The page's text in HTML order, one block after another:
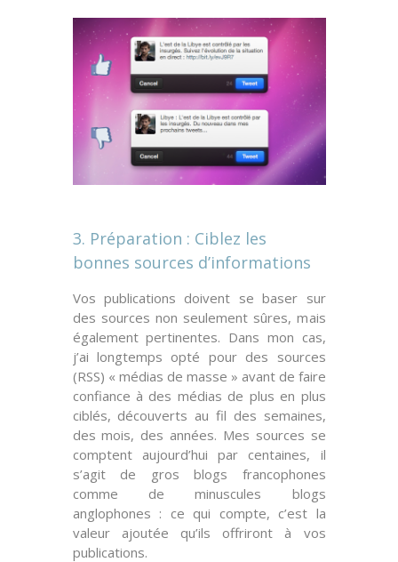
3. Préparation : Ciblez les
bonnes sources d’informations
Vos publications doivent se baser sur
des sources non seulement sûres, mais
égalementpertinentes. Dans mon cas,
j’ai longtemps opté pour des sources
(RSS) « médias de masse » avant de faire
confiance à des médias de plus en plus
ciblés, découverts au fil des semaines,
des mois, des années. Mes sources se
comptent aujourd’hui par centaines, il
s’agit de gros blogs francophones
comme de minuscules blogs
anglophones : ce qui compte, c’est la
valeur ajoutée qu’ils offriront à vos
publications.